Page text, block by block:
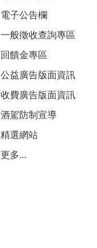
電子公告欄
一般徵收查詢專區
回饋金專區
公益廣告版面資訊
收費廣告版面資訊
酒駕防制宣導
精選網站
更多...